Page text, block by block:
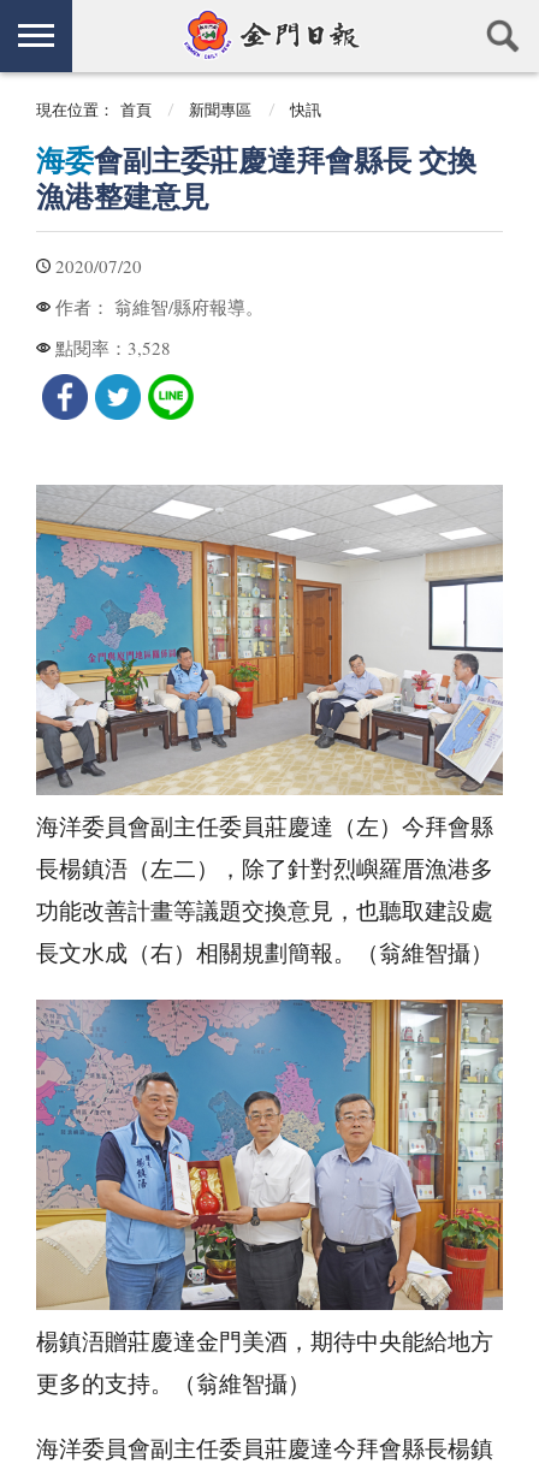
現在位置： 首頁 新聞專區 快訊
海委會副主委莊慶達拜會縣長 交換
漁港整建意見
2020/07/20
作者： 翁維智/縣府報導。
點閱率： 3,528
海洋委員會副主任委員莊慶達（左）今拜會縣
長楊鎮浯（左二），除了針對烈嶼羅厝漁港多
功能改善計畫等議題交換意見，也聽取建設處
長文水成（右）相關規劃簡報。（翁維智攝）
楊鎮浯贈莊慶達金門美酒，期待中央能給地方
更多的支持。（翁維智攝）
海洋委員會副主任委員莊慶達今拜會縣長楊鎮